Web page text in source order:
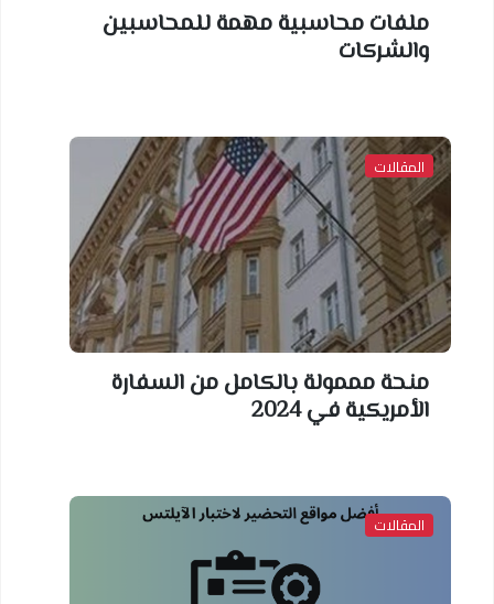
ملفات محاسبية مهمة للمحاسبين
والشركات
المقالات
منحة مممولة بالكامل من السفارة
الأمريكية في 2024
المقالات